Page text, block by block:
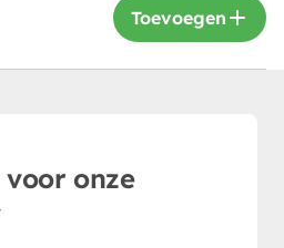
Toevoegen
onze